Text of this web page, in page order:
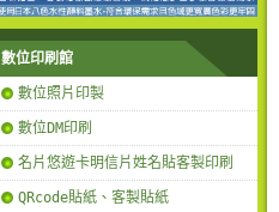
數位印刷館
數位照片印製
數位DM印刷
名片悠遊卡明信片姓名貼客製印刷
QRcode貼紙、客製貼紙